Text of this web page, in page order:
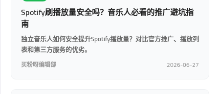
Spotify刷播放量安全吗？音乐人必看的推广避坑指
南
独立音乐人如何安全提升Spotify播放量？对比官方推广、播放列
表和第三方服务的优劣。
买粉呀编辑部 2026-06-27